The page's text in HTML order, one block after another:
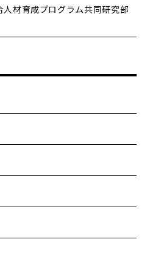
人材育成プログラム共同研究部